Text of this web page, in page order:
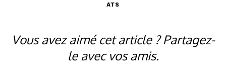
ATS
Vous avez aimé cet article ? Partagez-
le avec vos amis.